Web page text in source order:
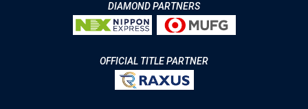
DIAMOND PARTNERS
OFFICIAL TITLE PARTNER